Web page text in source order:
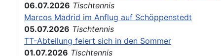
06.07.2026 Tischtennis
Marcos Madrid im Anflug auf Schöppenstedt
05.07.2026 Tischtennis
TT-Abteilung feiert sich in den Sommer
01.07.2026 Tischtennis